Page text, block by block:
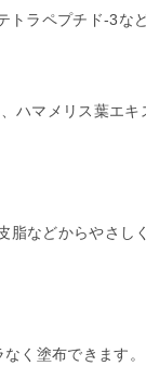
トラペプチド-3
ハマメリス葉エ
脂などからやさ
なく塗布できます